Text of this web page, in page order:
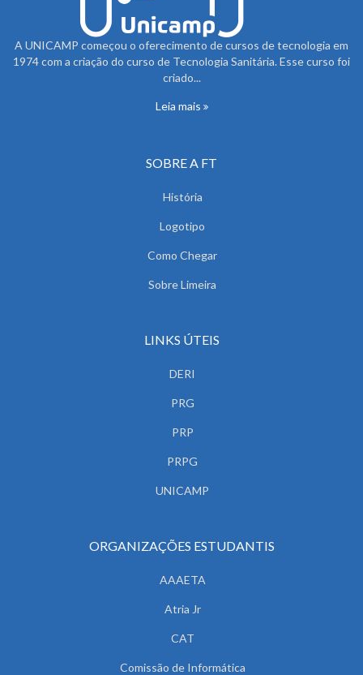
A UNICAMP começou o oferecimento de cursos de tecnologia em
1974 com a criação do curso de Tecnologia Sanitária. Esse curso foi
criado...
Leia mais
SOBRE A FT
História
Logotipo
Como Chegar
Sobre Limeira
LINKS ÚTEIS
DERI
PRG
PRP
PRPG
UNICAMP
ORGANIZAÇÕES ESTUDANTIS
AAAETA
Atria Jr
CAT
Comissão de Informática